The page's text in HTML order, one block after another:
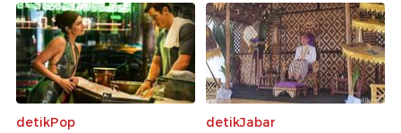
detikPop
detikJabar